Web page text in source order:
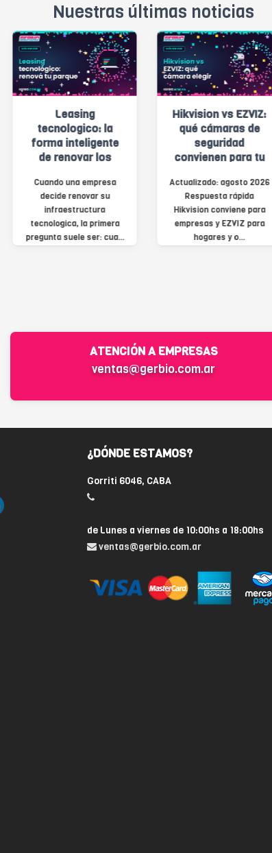
Nuestras últimas noticias
Hikvision vs EZVIZ:
qué cámaras de
seguridad
convienen para tu
(2026)
Actualizado: agosto 2026
Respuesta rápida
Hikvision conviene para
empresas y EZVIZ para
hogares y o...
Switches Aruba
Instant On vs TP-
Link Omada para
pymes argentinas
Actualizado: agosto 2026
Respuesta rápida: ¿qué
switch conviene para tu
pyme? Si tu empresa
tiene...
ATENCIÓN A EMPRESAS
ventas@gerbio.com.ar
¿DÓNDE ESTAMOS?
Gorriti 6046, CABA
de Lunes a viernes de 10:00hs a 18:00hs
ventas@gerbio.com.ar